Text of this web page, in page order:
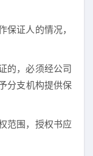
证人的情况，
的，必须经公司
分支机构提供保
范围，授权书应